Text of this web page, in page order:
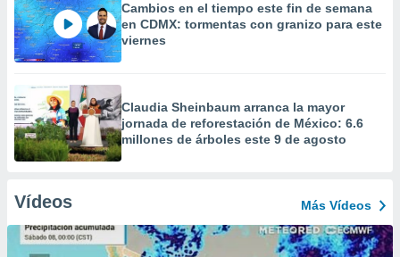
Cambios en el tiempo este fin de semana
en CDMX: tormentas con granizo para este
viernes
Claudia Sheinbaum arranca la mayor
jornada de reforestación de México: 6.6
millones de árboles este 9 de agosto
Vídeos Más Vídeos